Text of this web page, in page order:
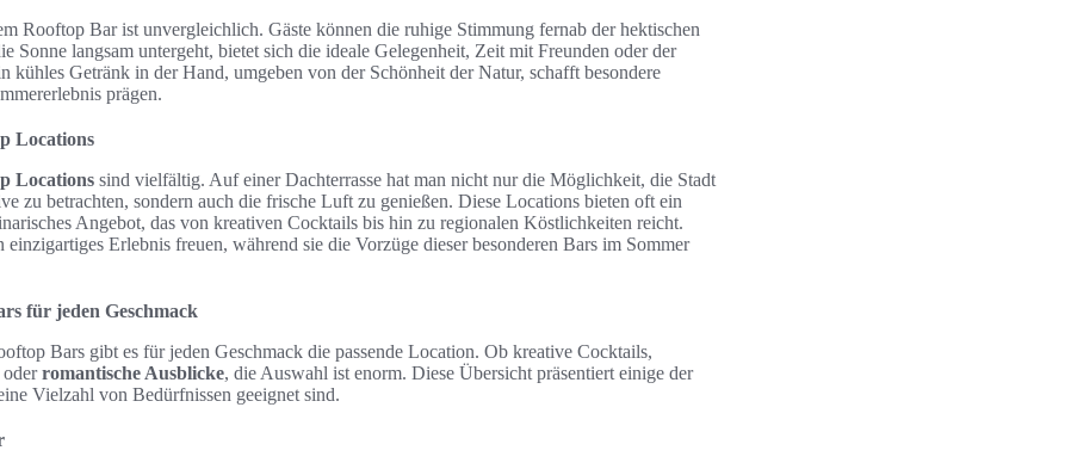
Rooftop Bar ist unvergleichlich. Gäste können die ruhige Stimmung fernab der hektischen
Sonne langsam untergeht, bietet sich die ideale Gelegenheit, Zeit mit Freunden oder der
kühles Getränk in der Hand, umgeben von der Schönheit der Natur, schafft besondere
prägen.
Locations
Locations sind vielfältig. Auf einer Dachterrasse hat man nicht nur die Möglichkeit, die Stadt
zu betrachten, sondern auch die frische Luft zu genießen. Diese Locations bieten oft ein
Angebot, das von kreativen Cocktails bis hin zu regionalen Köstlichkeiten reicht.
einzigartiges Erlebnis freuen, während sie die Vorzüge dieser besonderen Bars im Sommer
für jeden Geschmack
Bars gibt es für jeden Geschmack die passende Location. Ob kreative Cocktails,
romantische Ausblicke, die Auswahl ist enorm. Diese Übersicht präsentiert einige der
Vielzahl von Bedürfnissen geeignet sind.